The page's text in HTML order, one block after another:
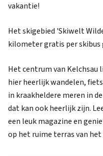
vakantie!
Het skigebied 'Skiwelt
kilometer gratis per skibus
Het centrum van Kelchsau
hier heerlijk wandelen,
in kraakheldere meren in
dat kan ook heerlijk zijn.
een leuk magazine en
op het ruime terras van